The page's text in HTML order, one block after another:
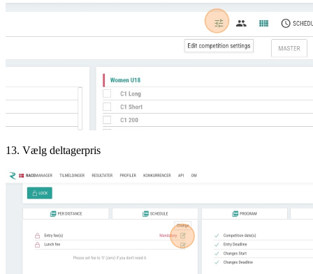
13. Vælg deltagerpris